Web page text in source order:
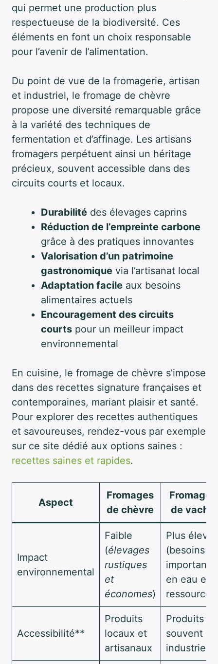
qui permet une production plus
respectueuse de la biodiversité. Ces
éléments en font un choix responsable
pour l’avenir de l’alimentation.
Du point de vue de la fromagerie, artisan
et industriel, le fromage de chèvre
propose une diversité remarquable grâce
à la variété des techniques de
fermentation et d’affinage. Les artisans
fromagers perpétuent ainsi un héritage
précieux, souvent accessible dans des
circuits courts et locaux.
Durabilité des élevages caprins
Réduction de l’empreinte carbone
grâce à des pratiques innovantes
Valorisation d’un patrimoine
gastronomique via l’artisanat local
Adaptation facile aux besoins
alimentaires actuels
Encouragement des circuits
courts pour un meilleur impact
environnemental
En cuisine, le fromage de chèvre s’impose
dans des recettes signature françaises et
contemporaines, mariant plaisir et santé.
Pour explorer des recettes authentiques
et savoureuses, rendez-vous par exemple
sur ce site dédié aux options saines :
recettes saines et rapides.
Aspect
Fromages
de chèvre
Fromages
de vache
Impact
environnemental
Faible
(élevages
rustiques
et
économes)
Plus élevé
(besoins
importants
en eau et
Accessibilité**
Produits
locaux et
artisanaux
Produits
souvent
industriels